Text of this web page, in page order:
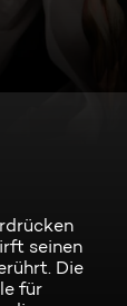
seinen
Die
für